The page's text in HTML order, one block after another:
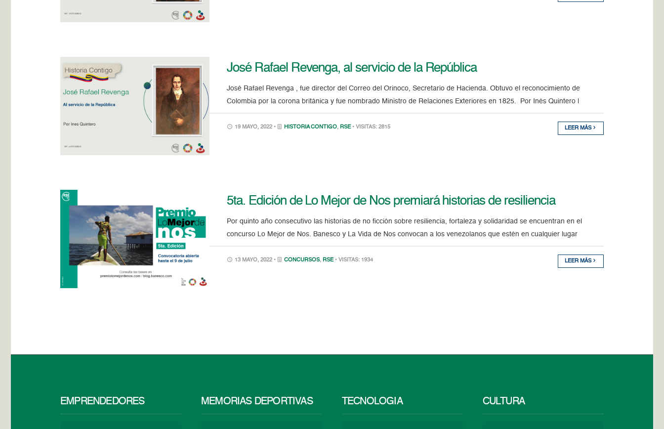
José Rafael Revenga, al servicio de la República
José Rafael Revenga , fue director del Correo del Orinoco, Secretario de Hacienda. Obtuvo el reconocimiento de
Colombia por la corona británica y fue nombrado Ministro de Relaciones Exteriores en 1825. Por Inés Quintero |
19 MAYO, 2022 • HISTORIA CONTIGO, RSE • VISITAS: 2815 LEER MÁS
5ta. Edición de Lo Mejor de Nos premiará historias de resiliencia
Por quinto año consecutivo las historias de no ficción sobre resiliencia, fortaleza y solidaridad se encuentran en el
concurso Lo Mejor de Nos. Banesco y La Vida de Nos convocan a los venezolanos que estén en cualquier lugar
13 MAYO, 2022 • CONCURSOS, RSE • VISITAS: 1934 LEER MÁS
EMPRENDEDORES MEMORIAS DEPORTIVAS TECNOLOGÍA CULTURA